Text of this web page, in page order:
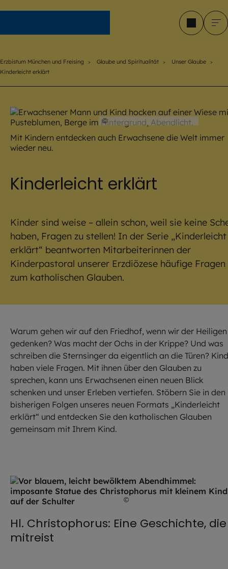
Erzbistum München und Freising Glaube und Spiritualität
Unser Glaube
Kinderleicht erklärt
© istock.com / ridvan_celik
Mit Kindern entdecken auch Erwachsene die Welt immer
wieder neu.
Kinderleicht erklärt
Kinder sind weise – allein schon, weil sie keine
haben, Fragen zu stellen! In der Serie „Kinderleicht
erklärt“ beantworten Mitarbeiterinnen der
Kinderpastoral unserer Erzdiözese häufige Fragen
zum katholischen Glauben.
Warum gehen wir auf den Friedhof, wenn wir der Heiligen
gedenken? Was macht der Ochs in der Krippe? Und was
schreiben die Sternsinger da eigentlich an die Türen?
haben viele Fragen. Mit ihnen über den Glauben zu
sprechen, kann uns Erwachsenen einen neuen Blick
schenken und unser Erleben vertiefen. Stöbern Sie in den
bisherigen Folgen unseres neuen Formats „Kinderleicht
erklärt“ und entdecken Sie den katholischen Glauben
gemeinsam mit Ihrem Kind.
©
Hl. Christophorus: Eine Geschichte, die
mitreist